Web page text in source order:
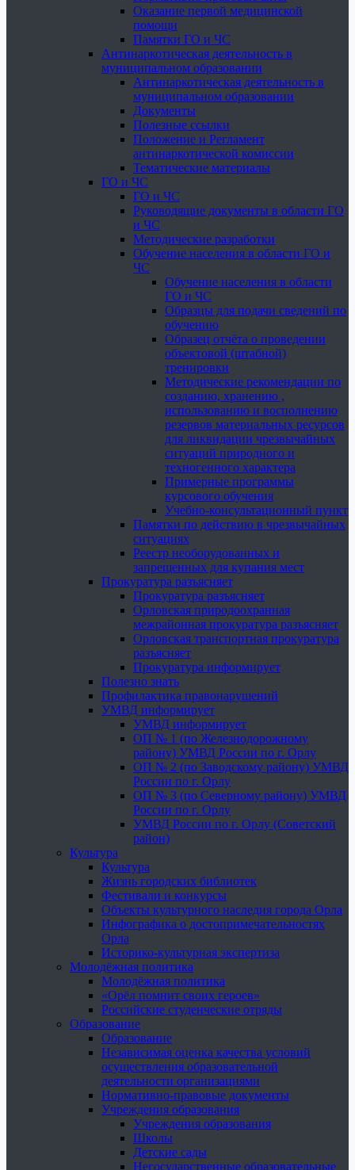
Оказание первой медицинской
помощи
Памятки ГО и ЧС
Антинаркотическая деятельность в
муниципальном образовании
Антинаркотическая деятельность в
муниципальном образовании
Документы
Полезные ссылки
Положение и Регламент
антинаркотической комиссии
Тематические материалы
ГО и ЧС
ГО и ЧС
Руководящие документы в области ГО
и ЧС
Методические разработки
Обучение населения в области ГО и
ЧС
Обучение населения в области
ГО и ЧС
Образцы для подачи сведений по
обучению
Образец отчёта о проведении
объектовой (штабной)
тренировки
Методические рекомендации по
созданию, хранению ,
использованию и восполнению
резервов материальных ресурсов
для ликвидации чрезвычайных
ситуаций природного и
техногенного характера
Примерные программы
курсового обучения
Учебно-консультационный пункт
Памятки по действию в чрезвычайных
ситуациях
Реестр необорудованных и
запрещенных для купания мест
Прокуратура разъясняет
Прокуратура разъясняет
Орловская природоохранная
межрайонная прокуратура разъясняет
Орловская транспортная прокуратура
разъясняет
Прокуратура информирует
Полезно знать
Профилактика правонарушений
УМВД информирует
УМВД информирует
ОП № 1 (по Железнодорожному
району) УМВД России по г. Орлу
ОП № 2 (по Заводскому району) УМВД
России по г. Орлу
ОП № 3 (по Северному району) УМВД
России по г. Орлу
УМВД России по г. Орлу (Советский
район)
Культура
Культура
Жизнь городских библиотек
Фестивали и конкурсы
Объекты культурного наследия города Орла
Инфографика о достопримечательностях
Орла
Историко-культурная экспертиза
Молодёжная политика
Молодёжная политика
«Орёл помнит своих героев»
Российские студенческие отряды
Образование
Образование
Независимая оценка качества условий
осуществления образовательной
деятельности организациями
Нормативно-правовые документы
Учреждения образования
Учреждения образования
Школы
Детские сады
Негосударственные образовательные